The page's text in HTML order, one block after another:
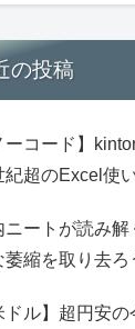
の投稿
ーコード】
紀超のExcel使
ニートが読み
萎縮を取り去ろ
ドル】超円安